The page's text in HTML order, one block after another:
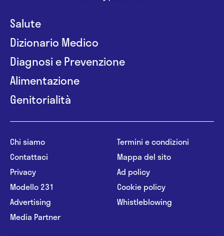
Salute
Dizionario Medico
Diagnosi e Prevenzione
Alimentazione
Genitorialità
Chi siamo
Contattaci
Privacy
Modello 231
Advertising
Media Partner
Termini e condizioni
Mappa del sito
Ad policy
Cookie policy
Whistleblowing